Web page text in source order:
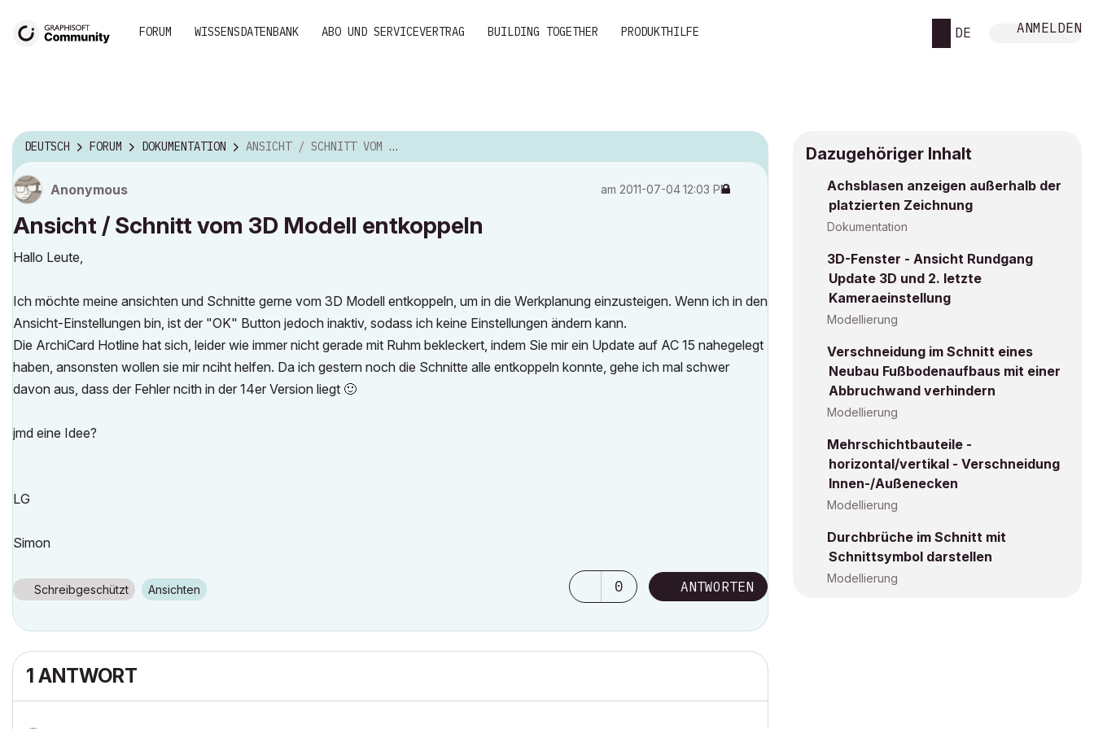
FORUM WISSENSDATENBANK ABO UND SERVICEVERTRAG BUILDING TOGETHER PRODUKTHILFE DE ANMELDEN
DEUTSCH FORUM DOKUMENTATION ANSICHT / SCHNITT VOM 3D MODELL ENTKOPPELN
Anonymous am ‎2011-07-0412:03 PM
Ansicht / Schnitt vom 3D Modell entkoppeln
Hallo Leute,
Ich möchte meine ansichten und Schnitte gerne vom 3D Modell entkoppeln, um in die Werkplanung einzusteigen. Wenn ich in den
Ansicht-Einstellungen bin, ist der "OK" Button jedoch inaktiv, sodass ich keine Einstellungen ändern kann.
Die ArchiCard Hotline hat sich, leider wie immer nicht gerade mit Ruhm bekleckert, indem Sie mir ein Update auf AC 15 nahegelegt
haben, ansonsten wollen sie mir nciht helfen. Da ich gestern noch die Schnitte alle entkoppeln konnte, gehe ich mal schwer
davon aus, dass der Fehler ncith in der 14er Version liegt 🙂
jmd eine Idee?
LG
Simon
Schreibgeschützt Ansichten 0 ANTWORTEN
1 ANTWORT
Dazugehöriger Inhalt
Achsblasen anzeigen außerhalb der
platzierten Zeichnung
Dokumentation
3D-Fenster - Ansicht Rundgang
Update 3D und 2. letzte
Kameraeinstellung
Modellierung
Verschneidung im Schnitt eines
Neubau Fußbodenaufbaus mit einer
Abbruchwand verhindern
Modellierung
Mehrschichtbauteile -
horizontal/vertikal - Verschneidung
Innen-/Außenecken
Modellierung
Durchbrüche im Schnitt mit
Schnittsymbol darstellen
Modellierung